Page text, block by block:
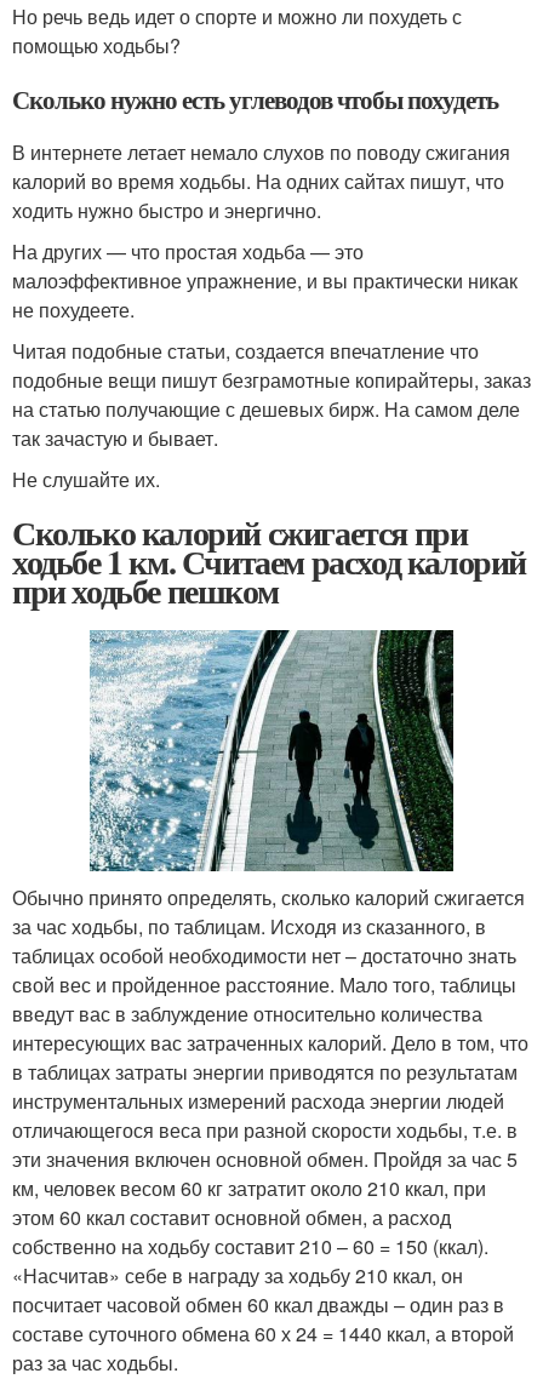
Но речь ведь идет о спорте и можно ли похудеть с
помощью ходьбы?
Сколько нужно есть углеводов чтобы похудеть
В интернете летает немало слухов по поводу сжигания
калорий во время ходьбы. На одних сайтах пишут, что
ходить нужно быстро и энергично.
На других — что простая ходьба — это
малоэффективное упражнение, и вы практически никак
не похудеете.
Читая подобные статьи, создается впечатление что
подобные вещи пишут безграмотные копирайтеры, заказ
на статью получающие с дешевых бирж. На самом деле
так зачастую и бывает.
Не слушайте их.
Сколько калорий сжигается при
ходьбе 1 км. Считаем расход калорий
при ходьбе пешком
Обычно принято определять, сколько калорий сжигается
за час ходьбы, по таблицам. Исходя из сказанного, в
таблицах особой необходимости нет – достаточно знать
свой вес и пройденное расстояние. Мало того, таблицы
введут вас в заблуждение относительно количества
интересующих вас затраченных калорий. Дело в том, что
в таблицах затраты энергии приводятся по результатам
инструментальных измерений расхода энергии людей
отличающегося веса при разной скорости ходьбы, т.е. в
эти значения включен основной обмен. Пройдя за час 5
км, человек весом 60 кг затратит около 210 ккал, при
этом 60 ккал составит основной обмен, а расход
собственно на ходьбу составит 210 – 60 = 150 (ккал).
«Насчитав» себе в награду за ходьбу 210 ккал, он
посчитает часовой обмен 60 ккал дважды – один раз в
составе суточного обмена 60 х 24 = 1440 ккал, а второй
раз за час ходьбы.